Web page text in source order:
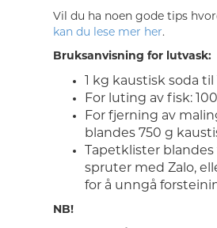
Vil du ha noen gode tips
kan du lese mer her.
Bruksanvisning for lutvask:
1 kg kaustisk soda
For luting av fisk:
For fjerning av
blandes 750 g
Tapetklister
spruter med Zalo,
for å unngå
NB!